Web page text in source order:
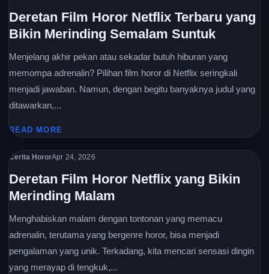
Deretan Film Horor Netflix Terbaru yang
Bikin Merinding Semalam Suntuk
Menjelang akhir pekan atau sekadar butuh hiburan yang
memompa adrenalin? Pilihan film horor di Netflix seringkali
menjadi jawaban. Namun, dengan begitu banyaknya judul yang
ditawarkan,...
READ MORE
Cerita HororApr 24, 2026
Deretan Film Horor Netflix yang Bikin
Merinding Malam
Menghabiskan malam dengan tontonan yang memacu
adrenalin, terutama yang bergenre horor, bisa menjadi
pengalaman yang unik. Terkadang, kita mencari sensasi dingin
yang merayap di tengkuk,...